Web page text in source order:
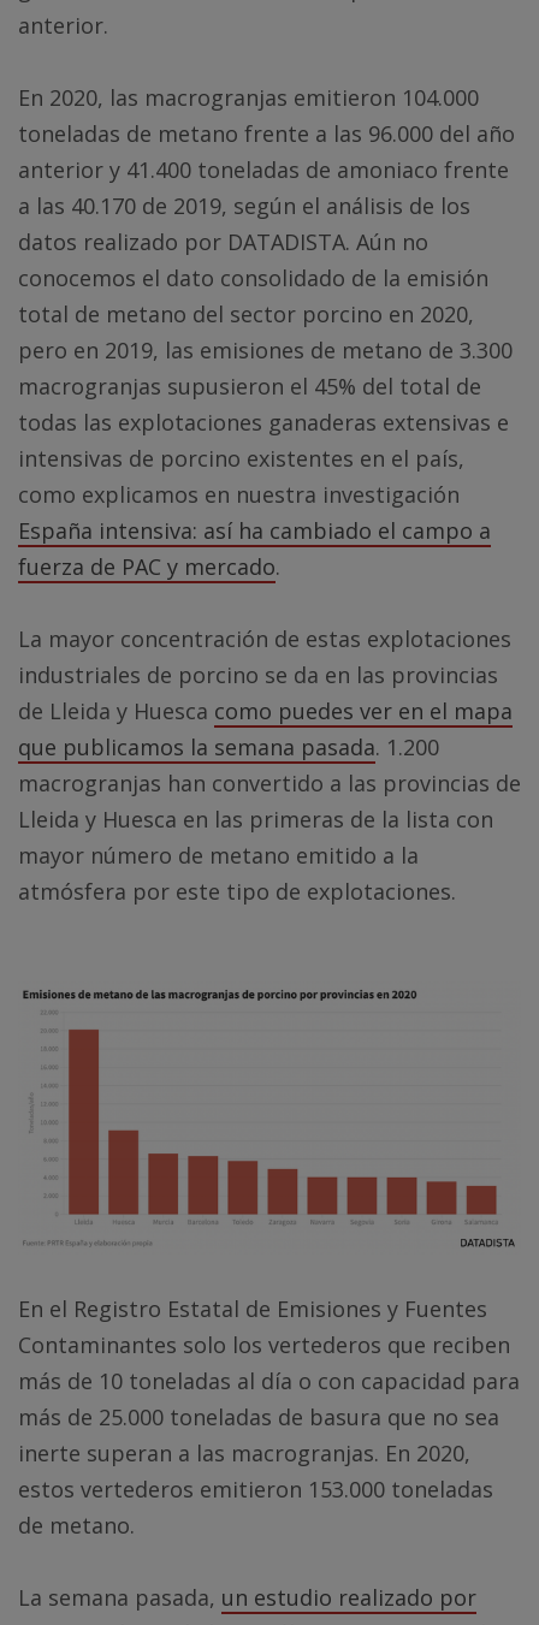
anterior.
En 2020, las macrogranjas emitieron 104.000
toneladas de metano frente a las 96.000 del año
anterior y 41.400 toneladas de amoniaco frente
a las 40.170 de 2019, según el análisis de los
datos realizado por DATADISTA. Aún no
conocemos el dato consolidado de la emisión
total de metano del sector porcino en 2020,
pero en 2019, las emisiones de metano de 3.300
macrogranjas supusieron el 45% del total de
todas las explotaciones ganaderas extensivas e
intensivas de porcino existentes en el país,
como explicamos en nuestra investigación
España intensiva: así ha cambiado el campo a
fuerza de PAC y mercado.
La mayor concentración de estas explotaciones
industriales de porcino se da en las provincias
de Lleida y Huesca como puedes ver en el mapa
que publicamos la semana pasada. 1.200
macrogranjas han convertido a las provincias de
Lleida y Huesca en las primeras de la lista con
mayor número de metano emitido a la
atmósfera por este tipo de explotaciones.
En el Registro Estatal de Emisiones y Fuentes
Contaminantes solo los vertederos que reciben
más de 10 toneladas al día o con capacidad para
más de 25.000 toneladas de basura que no sea
inerte superan a las macrogranjas. En 2020,
estos vertederos emitieron 153.000 toneladas
de metano.
La semana pasada, un estudio realizado por